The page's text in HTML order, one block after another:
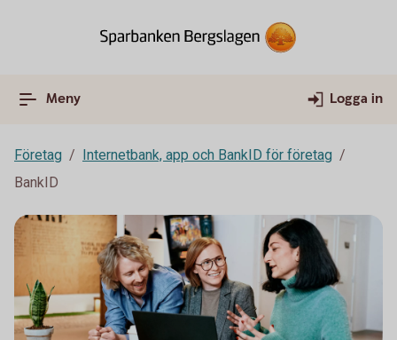
Meny Logga in
Företag
Internetbank, app och BankID för företag
BankID